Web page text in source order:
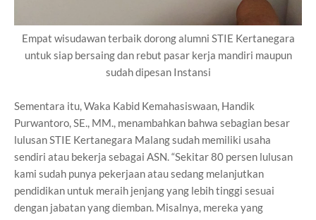
Empat wisudawan terbaik dorong alumni STIE Kertanegara
untuk siap bersaing dan rebut pasar kerja mandiri maupun
sudah dipesan Instansi
Sementara itu, Waka Kabid Kemahasiswaan, Handik
Purwantoro, SE., MM., menambahkan bahwa sebagian besar
lulusan STIE Kertanegara Malang sudah memiliki usaha
sendiri atau bekerja sebagai ASN. “Sekitar 80 persen lulusan
kami sudah punya pekerjaan atau sedang melanjutkan
pendidikan untuk meraih jenjang yang lebih tinggi sesuai
dengan jabatan yang diemban. Misalnya, mereka yang